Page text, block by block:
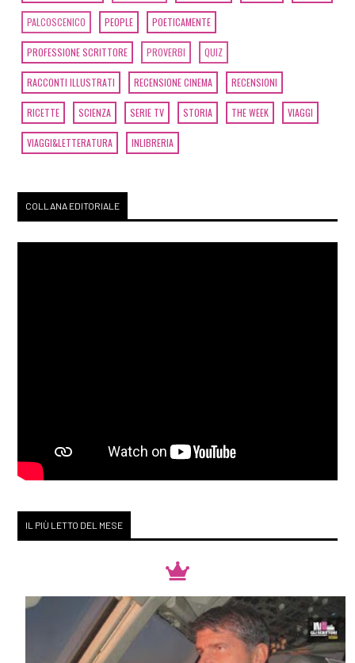
PALCOSCENICO PEOPLE POETICAMENTE
PROFESSIONE SCRITTORE PROVERBI QUIZ
RACCONTI ILLUSTRATI RECENSIONE CINEMA RECENSIONI
RICETTE SCIENZA SERIE TV STORIA THE WEEK VIAGGI
VIAGGI&LETTERATURA INLIBRERIA
COLLANA EDITORIALE
IL PIÙ LETTO DEL MESE